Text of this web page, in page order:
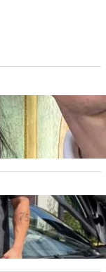
në dasmën e
me emra
Kosova, Eduart
publikon
luksoze